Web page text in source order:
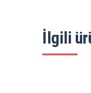
İlgili